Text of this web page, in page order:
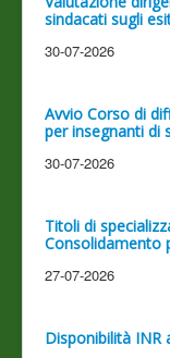
sindacati sugli
30-07-2026
Avvio Corso di
per insegnanti di
30-07-2026
Titoli di
Consolidamento
27-07-2026
Disponibilità INR